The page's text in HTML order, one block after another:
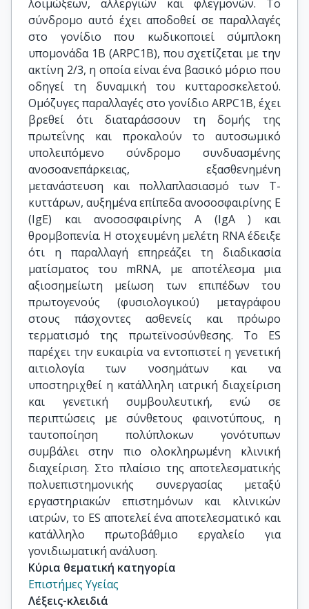
λοιμώξεων, αλλεργιών και φλεγμονών. Το
σύνδρομο αυτό έχει αποδοθεί σε παραλλαγές
στο γονίδιο που κωδικοποιεί σύμπλοκη
υπομονάδα 1B (ARPC1B), που σχετίζεται με την
ακτίνη 2/3, η οποία είναι ένα βασικό μόριο που
οδηγεί τη δυναμική του κυτταροσκελετού.
Ομόζυγες παραλλαγές στο γονίδιο ARPC1B, έχει
βρεθεί ότι διαταράσσουν τη δομής της
πρωτεΐνης και προκαλούν το αυτοσωμικό
υπολειπόμενο σύνδρομο συνδυασμένης
ανοσοανεπάρκειας, εξασθενημένη
μετανάστευση και πολλαπλασιασμό των Τ-
κυττάρων, αυξημένα επίπεδα ανοσοσφαιρίνης Ε
(IgE) και ανοσοσφαιρίνης Α (IgA ) και
θρομβοπενία. Η στοχευμένη μελέτη RNA έδειξε
ότι η παραλλαγή επηρεάζει τη διαδικασία
ματίσματος του mRNA, με αποτέλεσμα μια
αξιοσημείωτη μείωση των επιπέδων του
πρωτογενούς (φυσιολογικού) μεταγράφου
στους πάσχοντες ασθενείς και πρόωρο
τερματισμό της πρωτεϊνοσύνθεσης. Το ES
παρέχει την ευκαιρία να εντοπιστεί η γενετική
αιτιολογία των νοσημάτων και να
υποστηριχθεί η κατάλληλη ιατρική διαχείριση
και γενετική συμβουλευτική, ενώ σε
περιπτώσεις με σύνθετους φαινοτύπους, η
ταυτοποίηση πολύπλοκων γονότυπων
συμβάλει στην πιο ολοκληρωμένη κλινική
διαχείριση. Στο πλαίσιο της αποτελεσματικής
πολυεπιστημονικής συνεργασίας μεταξύ
εργαστηριακών επιστημόνων και κλινικών
ιατρών, το ES αποτελεί ένα αποτελεσματικό και
κατάλληλο πρωτοβάθμιο εργαλείο για
γονιδιωματική ανάλυση.
Κύρια θεματική κατηγορία
Επιστήμες Υγείας
Λέξεις-κλειδιά